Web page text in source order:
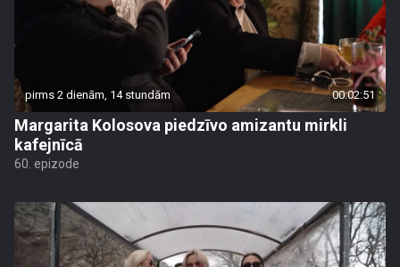
pirms 2 dienām, 14 stundām 00:02:51
Margarita Kolosova piedzīvo amizantu mirkli
kafejnīcā
60. epizode